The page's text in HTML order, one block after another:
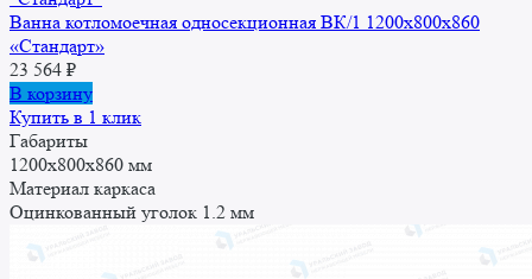
Ванна котломоечная односекционная ВК/1 1200x800x860
«Стандарт»
23 564 ₽
В корзину
Купить в 1 клик
Габариты
1200х800х860 мм
Материал каркаса
Оцинкованный уголок 1.2 мм